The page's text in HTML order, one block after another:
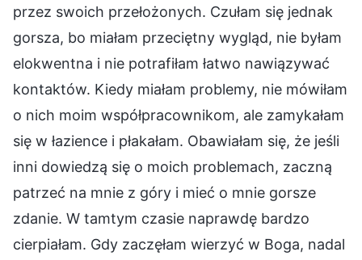
przez swoich przełożonych. Czułam się jednak
gorsza, bo miałam przeciętny wygląd, nie byłam
elokwentna i nie potrafiłam łatwo nawiązywać
kontaktów. Kiedy miałam problemy, nie mówiłam
o nich moim współpracownikom, ale zamykałam
się w łazience i płakałam. Obawiałam się, że jeśli
inni dowiedzą się o moich problemach, zaczną
patrzeć na mnie z góry i mieć o mnie gorsze
zdanie. W tamtym czasie naprawdę bardzo
cierpiałam. Gdy zaczęłam wierzyć w Boga, nadal